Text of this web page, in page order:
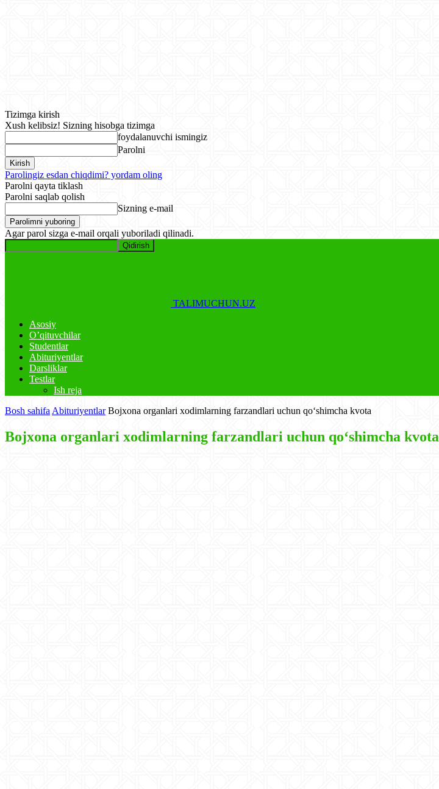
Tizimga kirish
Xush kelibsiz! Sizning hisobga tizimga
foydalanuvchi ismingiz
Parolni
Parolingiz esdan chiqdimi? yordam oling
Parolni qayta tiklash
Parolni saqlab qolish
Sizning e-mail
Agar parol sizga e-mail orqali yuboriladi qilinadi.
TALIMUCHUN.UZ
Asosiy
O’qituvchilar
Studentlar
Abituriyentlar
Darsliklar
Testlar
Ish reja
Bosh sahifa Abituriyentlar Bojxona organlari xodimlarning farzandlari uchun qo‘shimcha kvota
Bojxona organlari xodimlarning farzandlari uchun qo‘shimcha kvota